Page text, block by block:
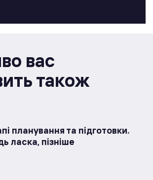
вас
також
планування та підготовки.
ласка, пізніше